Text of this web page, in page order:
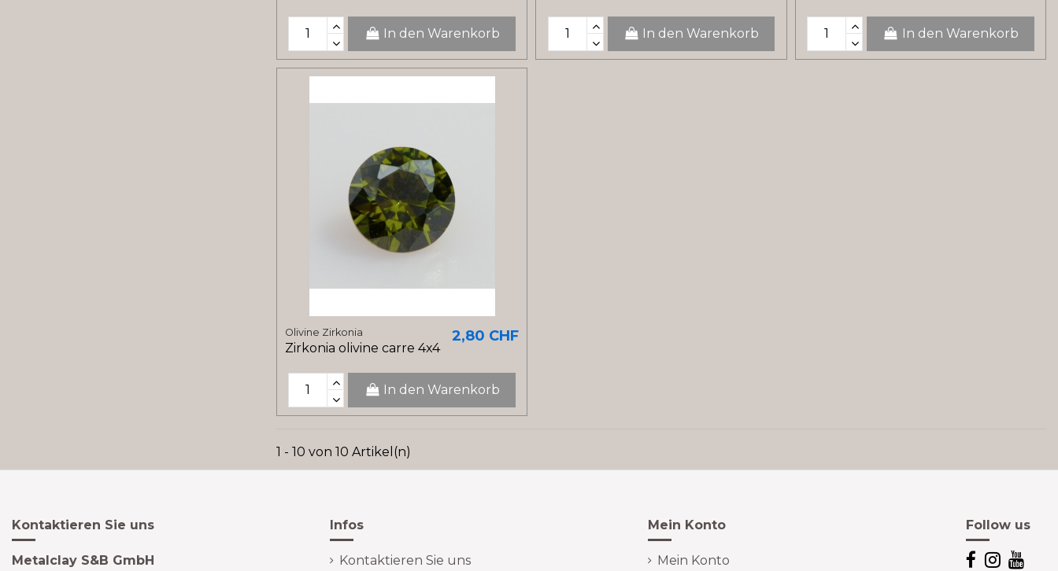
In den Warenkorb In den Warenkorb In den Warenkorb
Olivine Zirkonia
Zirkonia olivine carre 4x4
2,80 CHF
In den Warenkorb
1 - 10 von 10 Artikel(n)
Kontaktieren Sie uns
Metalclay S&B GmbH
Infos
Kontaktieren Sie uns
Mein Konto
Mein Konto
Follow us